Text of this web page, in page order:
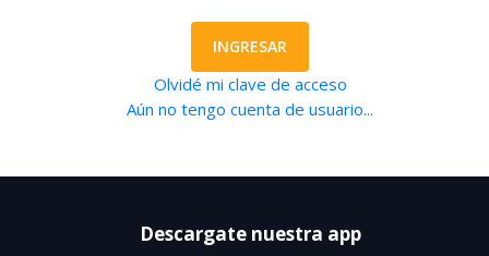
INGRESAR
Olvidé mi clave de acceso
Aún no tengo cuenta de usuario...
Descargate nuestra app